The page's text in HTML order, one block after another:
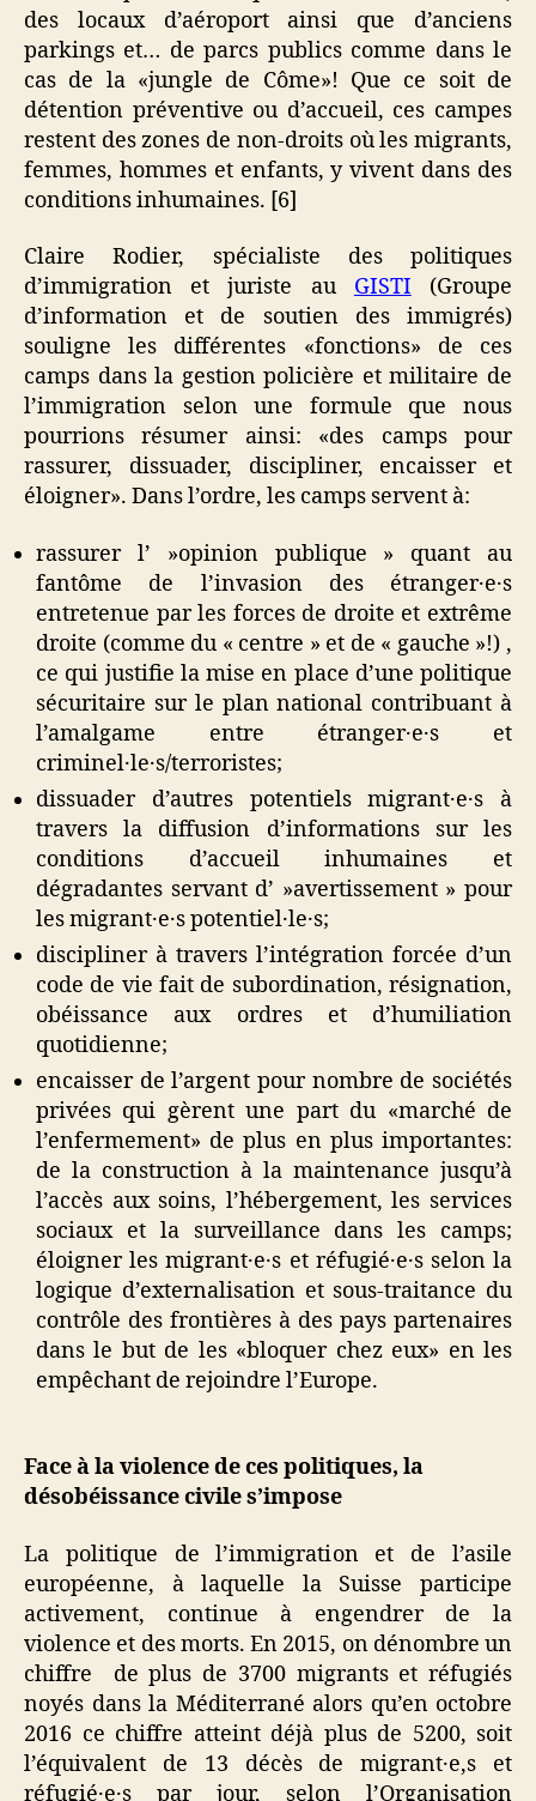
des locaux d’aéroport ainsi que d’anciens
parkings et… de parcs publics comme dans le
cas de la «jungle de Côme»! Que ce soit de
détention préventive ou d’accueil, ces campes
restent des zones de non-droits où les migrants,
femmes, hommes et enfants, y vivent dans des
conditions inhumaines. [6]
Claire Rodier, spécialiste des politiques
d’immigration et juriste au GISTI (Groupe
d’information et de soutien des immigrés)
souligne les différentes «fonctions» de ces
camps dans la gestion policière et militaire de
l’immigration selon une formule que nous
pourrions résumer ainsi: «des camps pour
rassurer, dissuader, discipliner, encaisser et
éloigner». Dans l’ordre, les camps servent à:
rassurer l’ »opinion publique » quant au
fantôme de l’invasion des étranger·e·s
entretenue par les forces de droite et extrême
droite (comme du « centre » et de « gauche »!) ,
ce qui justifie la mise en place d’une politique
sécuritaire sur le plan national contribuant à
l’amalgame entre étranger·e·s et
criminel·le·s/terroristes;
dissuader d’autres potentiels migrant·e·s à
travers la diffusion d’informations sur les
conditions d’accueil inhumaines et
dégradantes servant d’ »avertissement » pour
les migrant·e·s potentiel·le·s;
discipliner à travers l’intégration forcée d’un
code de vie fait de subordination, résignation,
obéissance aux ordres et d’humiliation
quotidienne;
encaisser de l’argent pour nombre de sociétés
privées qui gèrent une part du «marché de
l’enfermement» de plus en plus importantes:
de la construction à la maintenance jusqu’à
l’accès aux soins, l’hébergement, les services
sociaux et la surveillance dans les camps;
éloigner les migrant·e·s et réfugié·e·s selon la
logique d’externalisation et sous-traitance du
contrôle des frontières à des pays partenaires
dans le but de les «bloquer chez eux» en les
empêchant de rejoindre l’Europe.
Face à la violence de ces politiques, la
désobéissance civile s’impose
La politique de l’immigration et de l’asile
européenne, à laquelle la Suisse participe
activement, continue à engendrer de la
violence et des morts. En 2015, on dénombre un
chiffre de plus de 3700 migrants et réfugiés
noyés dans la Méditerrané alors qu’en octobre
2016 ce chiffre atteint déjà plus de 5200, soit
l’équivalent de 13 décès de migrant·e‚s et
réfugié·e·s par jour, selon l’Organisation